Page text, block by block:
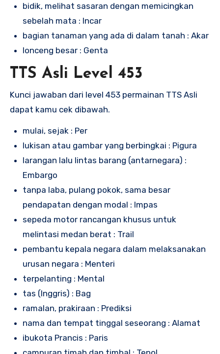
bidik, melihat sasaran dengan memicingkan
sebelah mata : Incar
bagian tanaman yang ada di dalam tanah : Akar
lonceng besar : Genta
TTS Asli Level 453
Kunci jawaban dari level 453 permainan TTS Asli
dapat kamu cek dibawah.
mulai, sejak : Per
lukisan atau gambar yang berbingkai : Pigura
larangan lalu lintas barang (antarnegara) :
Embargo
tanpa laba, pulang pokok, sama besar
pendapatan dengan modal : Impas
sepeda motor rancangan khusus untuk
melintasi medan berat : Trail
pembantu kepala negara dalam melaksanakan
urusan negara : Menteri
terpelanting : Mental
tas (Inggris) : Bag
ramalan, prakiraan : Prediksi
nama dan tempat tinggal seseorang : Alamat
ibukota Prancis : Paris